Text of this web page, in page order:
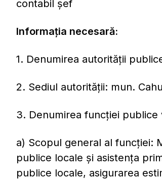
contabil șef
Informaţia necesară:
1. Denumirea autorităţii
2. Sediul autorităţii: mun.
3. Denumirea funcţiei
a) Scopul general al funcţiei:
publice locale și asistența
publice locale, asigurarea